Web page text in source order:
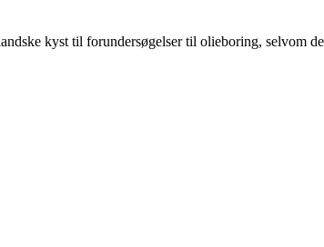
kyst til forundersøgelser til olieboring, selvom